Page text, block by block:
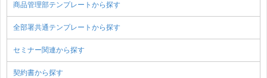
商品管理部テンプレートから探す
全部署共通テンプレートから探す
セミナー関連から探す
契約書から探す